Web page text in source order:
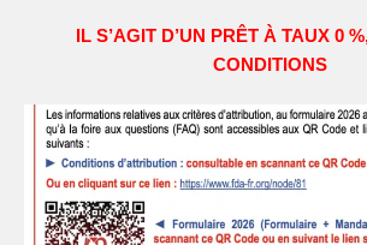
IL S’AGIT D’UN PRÊT À TAUX 0
CONDITIONS